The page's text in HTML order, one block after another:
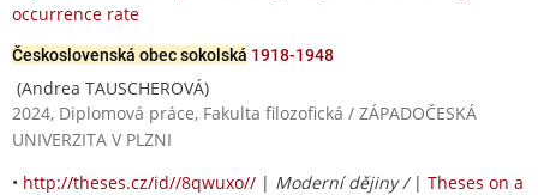
occurrence rate
Československá obec sokolská 1918-1948
(Andrea TAUSCHEROVÁ)
2024, Diplomová práce, Fakulta filozofická / ZÁPADOČESKÁ
UNIVERZITA V PLZNI
• http://theses.cz/id//8qwuxo// | Moderní dějiny / | Theses on a